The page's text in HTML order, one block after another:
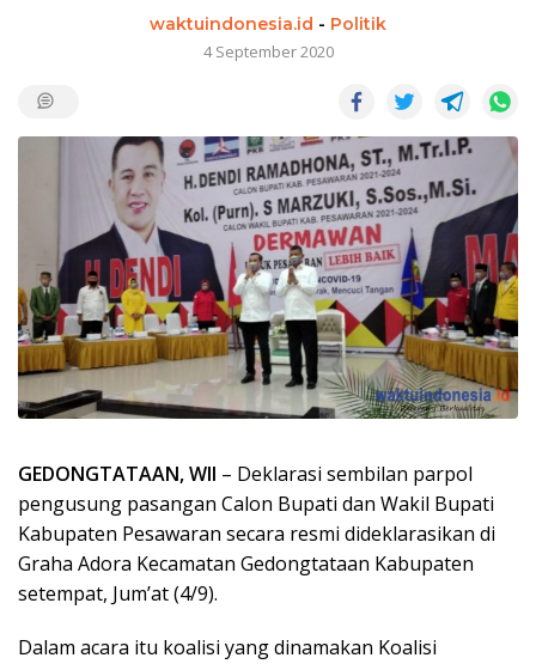
waktuindonesia.id - Politik
4 September 2020
GEDONGTATAAN, WII – Deklarasi sembilan parpol
pengusung pasangan Calon Bupati dan Wakil Bupati
Kabupaten Pesawaran secara resmi dideklarasikan di
Graha Adora Kecamatan Gedongtataan Kabupaten
setempat, Jum’at (4/9).
Dalam acara itu koalisi yang dinamakan Koalisi